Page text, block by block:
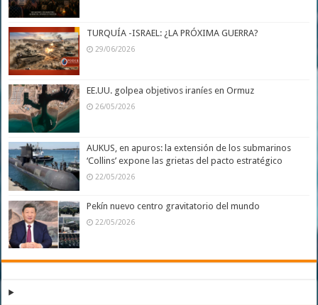
TURQUÍA -ISRAEL: ¿LA PRÓXIMA GUERRA?
29/06/2026
EE.UU. golpea objetivos iraníes en Ormuz
26/05/2026
AUKUS, en apuros: la extensión de los submarinos
‘Collins’ expone las grietas del pacto estratégico
22/05/2026
Pekín nuevo centro gravitatorio del mundo
22/05/2026